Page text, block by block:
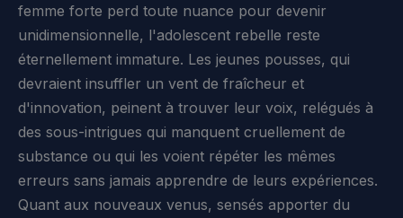
femme forte perd toute nuance pour devenir
unidimensionnelle, l'adolescent rebelle reste
éternellement immature. Les jeunes pousses, qui
devraient insuffler un vent de fraîcheur et
d'innovation, peinent à trouver leur voix, relégués à
des sous-intrigues qui manquent cruellement de
substance ou qui les voient répéter les mêmes
erreurs sans jamais apprendre de leurs expériences.
Quant aux nouveaux venus, sensés apporter du